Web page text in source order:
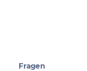
Fragen